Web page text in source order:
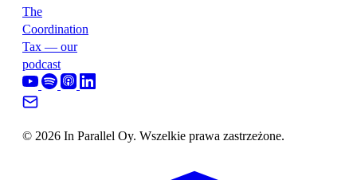
The
Coordination
Tax — our
podcast
© 2026 In Parallel Oy. Wszelkie prawa zastrzeżone.